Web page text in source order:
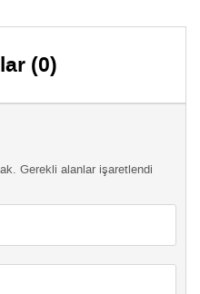
(0)
Gerekli alanlar işaretlendi